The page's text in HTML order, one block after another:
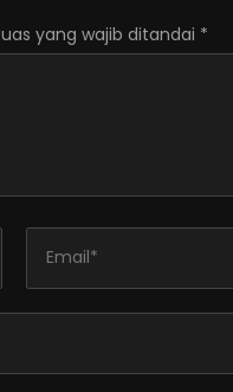
yang wajib ditandai *